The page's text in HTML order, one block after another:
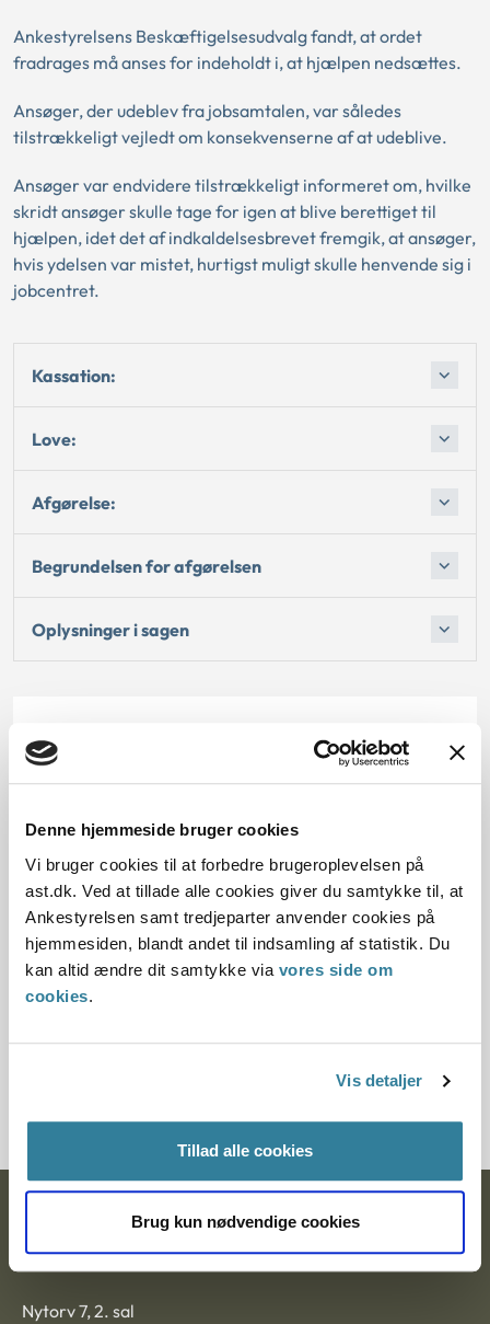
Denne hjemmeside bruger cookies
Vi bruger cookies til at forbedre brugeroplevelsen på
ast.dk. Ved at tillade alle cookies giver du samtykke til, at
Ankestyrelsen samt tredjeparter anvender cookies på
hjemmesiden, blandt andet til indsamling af statistik. Du
kan altid ændre dit samtykke via vores side om
cookies.
Vis detaljer
Tillad alle cookies
Brug kun nødvendige cookies
Ankestyrelsens Beskæftigelsesudvalg fandt, at ordet
fradrages må anses for indeholdt i, at hjælpen nedsættes.
Ansøger, der udeblev fra jobsamtalen, var således
tilstrækkeligt vejledt om konsekvenserne af at udeblive.
Ansøger var endvidere tilstrækkeligt informeret om, hvilke
skridt ansøger skulle tage for igen at blive berettiget til
hjælpen, idet det af indkaldelsesbrevet fremgik, at ansøger,
hvis ydelsen var mistet, hurtigst muligt skulle henvende sig i
jobcentret.
Kassation:
Love:
Afgørelse:
Begrundelsen for afgørelsen
Oplysninger i sagen
Dato for underskrift
Offentliggørelsesdato
11.07.2013
Paragraf
§ 37 § 35
Journalnummer
Ankestyrelsen
Nytorv 7, 2. sal